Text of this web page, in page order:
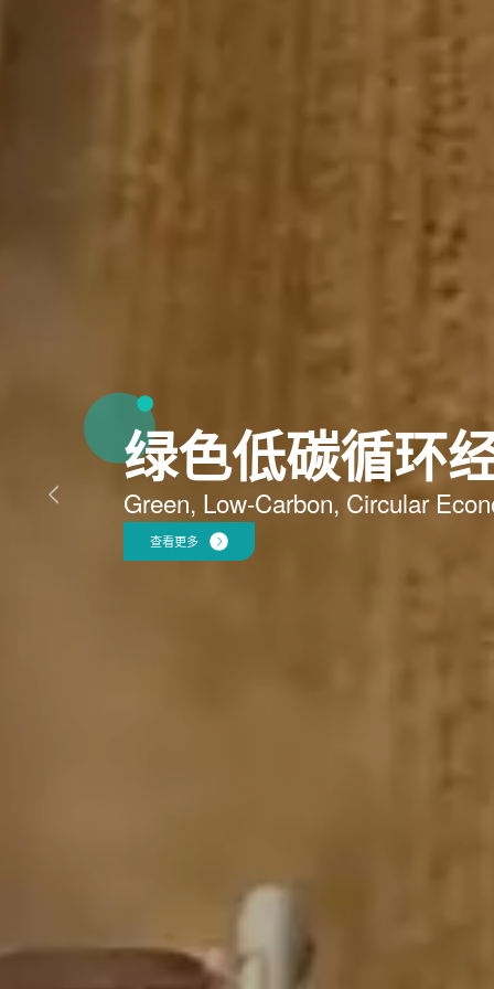
绿色低碳循环
Green, Low-Carbon, Circular
查看更多